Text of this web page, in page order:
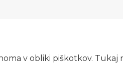
v obliki piškotkov. Tukaj